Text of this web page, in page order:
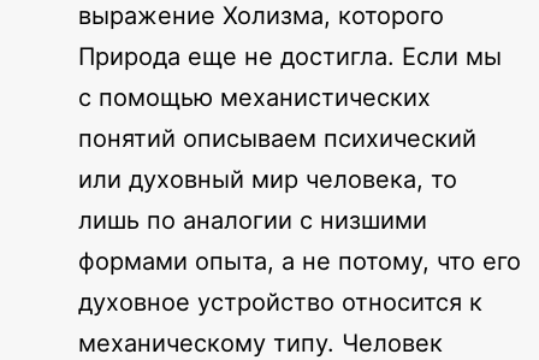
выражение Холизма, которого
Природа еще не достигла. Если мы
с помощью механистических
понятий описываем психический
или духовный мир человека, то
лишь по аналогии с низшими
формами опыта, а не потому, что его
духовное устройство относится к
механическому типу. Человек